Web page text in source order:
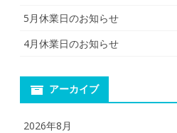
5月休業日のお知らせ
4月休業日のお知らせ
アーカイブ
2026年8月